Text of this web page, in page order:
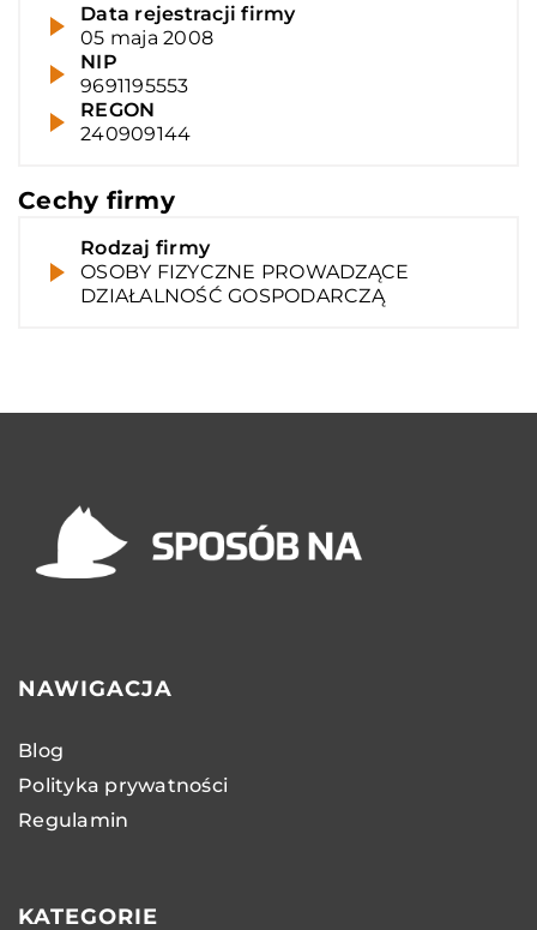
Data rejestracji firmy
05 maja 2008
NIP
9691195553
REGON
240909144
Cechy firmy
Rodzaj firmy
OSOBY FIZYCZNE PROWADZĄCE
DZIAŁALNOŚĆ GOSPODARCZĄ
NAWIGACJA
Blog
Polityka prywatności
Regulamin
KATEGORIE